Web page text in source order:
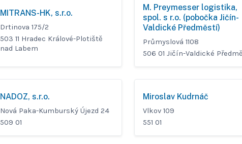
MITRANS-HK, s.r.o.
Drtinova 175/2
503 11 Hradec Králové-Plotiště
nad Labem
M. Preymesser logistika,
spol. s r.o. (pobočka Jičín-
Valdické Předměstí)
Průmyslová 1108
506 01 Jičín-Valdické
NADOZ, s.r.o.
Nová Paka-Kumburský Újezd 24
509 01
Miroslav Kudrnáč
Vlkov 109
551 01